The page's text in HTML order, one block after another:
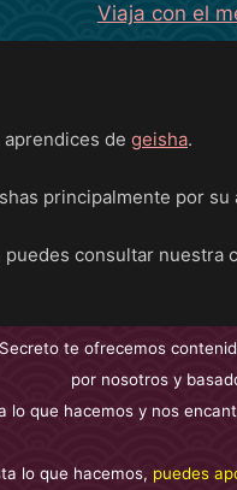
Viaja con el
aprendices de geisha.
principalmente por su
consultar nuestra
te ofrecemos
por nosotros y
lo que hacemos y nos
lo que hacemos, puedes